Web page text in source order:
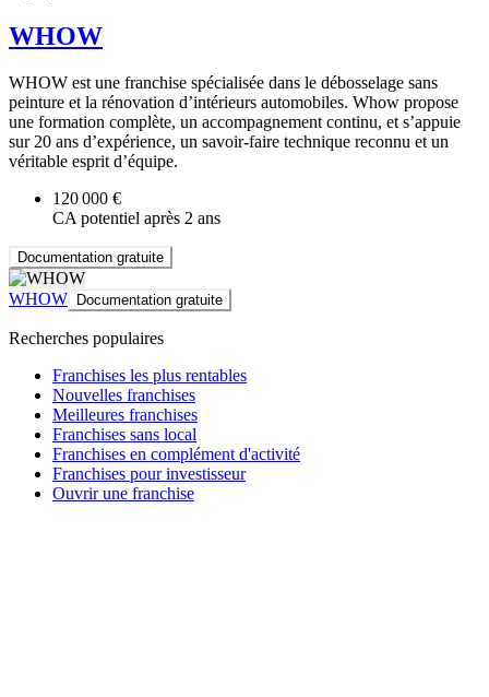
WHOW
WHOW est une franchise spécialisée dans le débosselage sans
peinture et la rénovation d’intérieurs automobiles. Whow propose
une formation complète, un accompagnement continu, et s’appuie
sur 20 ans d’expérience, un savoir-faire technique reconnu et un
véritable esprit d’équipe.
120 000 €
CA potentiel après 2 ans
Documentation gratuite
WHOW Documentation gratuite
Recherches populaires
Franchises les plus rentables
Nouvelles franchises
Meilleures franchises
Franchises sans local
Franchises en complément d'activité
Franchises pour investisseur
Ouvrir une franchise